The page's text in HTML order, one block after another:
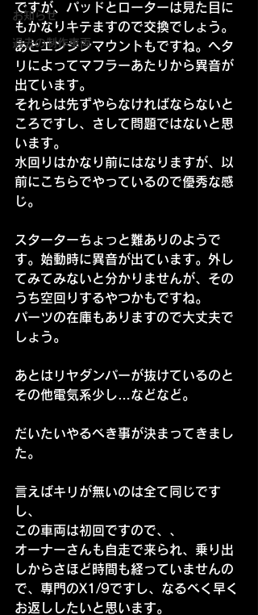
お知らせ
過去の制作車両
ですが、パッドとローターは見た目に
もかなりキテますので交換でしょう。
あとエンジンマウントもですね。ヘタ
リによってマフラーあたりから異音が
出ています。
それらは先ずやらなければならないと
ころですし、さして問題ではないと思
います。
水回りはかなり前にはなりますが、以
前にこちらでやっているので優秀な感
じ。
スターターちょっと難ありのようで
す。始動時に異音が出ています。外し
てみてみないと分かりませんが、その
うち空回りするやつかもですね。
パーツの在庫もありますので大丈夫で
しょう。
あとはリヤダンパーが抜けているのと
その他電気系少し…などなど。
だいたいやるべき事が決まってきまし
た。
言えばキリが無いのは全て同じです
し、
この車両は初回ですので、、
オーナーさんも自走で来られ、乗り出
しからさほど時間も経っていませんの
で、専門のX1/9ですし、なるべく早く
お返ししたいと思います。